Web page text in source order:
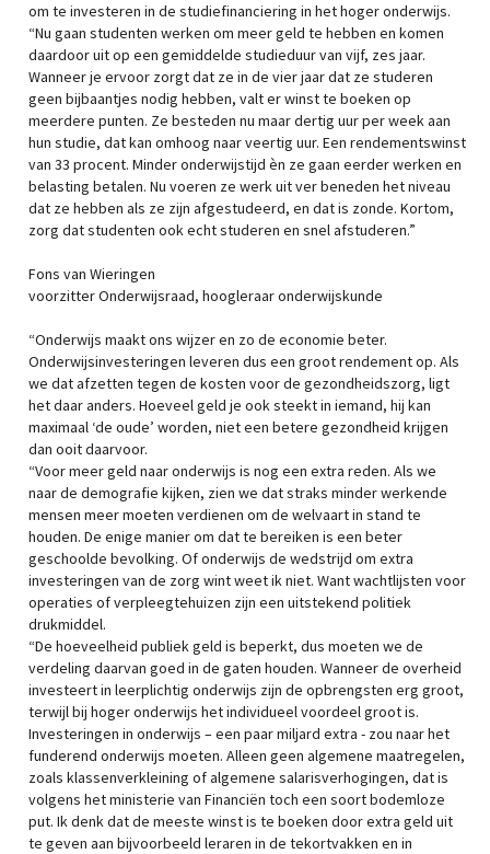
om te investeren in de studiefinanciering in het hoger onderwijs.
“Nu gaan studenten werken om meer geld te hebben en komen
daardoor uit op een gemiddelde studieduur van vijf, zes jaar.
Wanneer je ervoor zorgt dat ze in de vier jaar dat ze studeren
geen bijbaantjes nodig hebben, valt er winst te boeken op
meerdere punten. Ze besteden nu maar dertig uur per week aan
hun studie, dat kan omhoog naar veertig uur. Een rendementswinst
van 33 procent. Minder onderwijstijd èn ze gaan eerder werken en
belasting betalen. Nu voeren ze werk uit ver beneden het niveau
dat ze hebben als ze zijn afgestudeerd, en dat is zonde. Kortom,
zorg dat studenten ook echt studeren en snel afstuderen.”
Fons van Wieringen
voorzitter Onderwijsraad, hoogleraar onderwijskunde
“Onderwijs maakt ons wijzer en zo de economie beter.
Onderwijsinvesteringen leveren dus een groot rendement op. Als
we dat afzetten tegen de kosten voor de gezondheidszorg, ligt
het daar anders. Hoeveel geld je ook steekt in iemand, hij kan
maximaal ‘de oude’ worden, niet een betere gezondheid krijgen
dan ooit daarvoor.
“Voor meer geld naar onderwijs is nog een extra reden. Als we
naar de demografie kijken, zien we dat straks minder werkende
mensen meer moeten verdienen om de welvaart in stand te
houden. De enige manier om dat te bereiken is een beter
geschoolde bevolking. Of onderwijs de wedstrijd om extra
investeringen van de zorg wint weet ik niet. Want wachtlijsten voor
operaties of verpleegtehuizen zijn een uitstekend politiek
drukmiddel.
“De hoeveelheid publiek geld is beperkt, dus moeten we de
verdeling daarvan goed in de gaten houden. Wanneer de overheid
investeert in leerplichtig onderwijs zijn de opbrengsten erg groot,
terwijl bij hoger onderwijs het individueel voordeel groot is.
Investeringen in onderwijs – een paar miljard extra - zou naar het
funderend onderwijs moeten. Alleen geen algemene maatregelen,
zoals klassenverkleining of algemene salarisverhogingen, dat is
volgens het ministerie van Financiën toch een soort bodemloze
put. Ik denk dat de meeste winst is te boeken door extra geld uit
te geven aan bijvoorbeeld leraren in de tekortvakken en in